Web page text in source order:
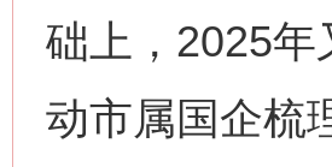
础上，2025年
动市属国企梳